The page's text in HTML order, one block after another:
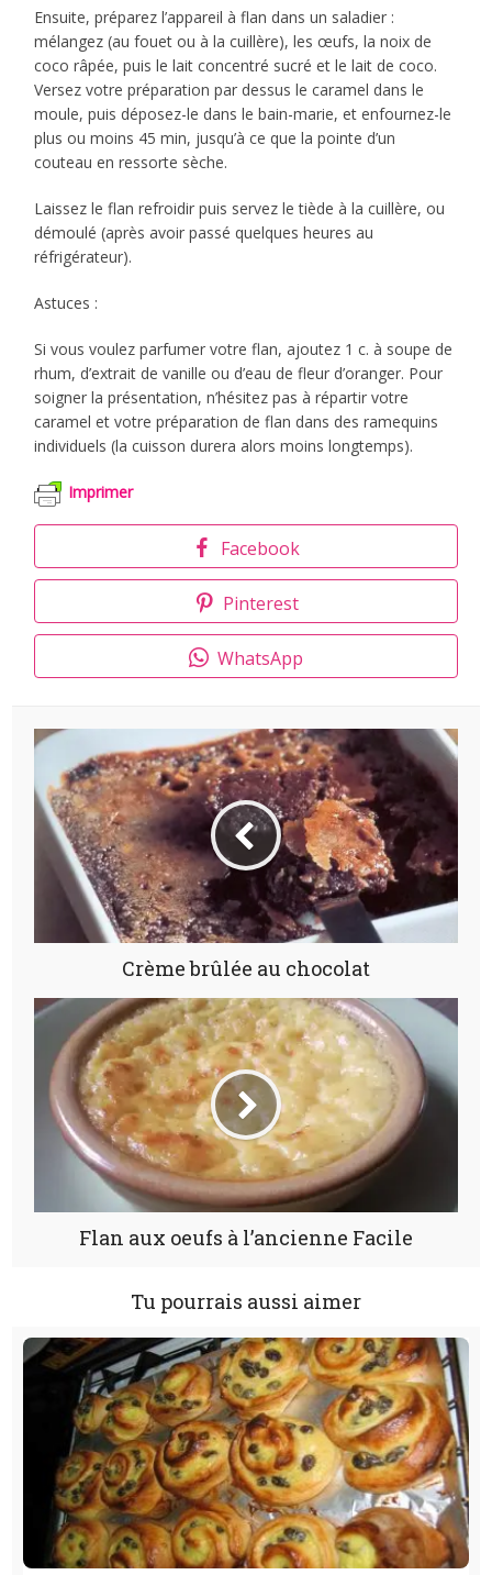
Ensuite, préparez l’appareil à flan dans un saladier :
mélangez (au fouet ou à la cuillère), les œufs, la noix de
coco râpée, puis le lait concentré sucré et le lait de coco.
Versez votre préparation par dessus le caramel dans le
moule, puis déposez-le dans le bain-marie, et enfournez-le
plus ou moins 45 min, jusqu’à ce que la pointe d’un
couteau en ressorte sèche.
Laissez le flan refroidir puis servez le tiède à la cuillère, ou
démoulé (après avoir passé quelques heures au
réfrigérateur).
Astuces :
Si vous voulez parfumer votre flan, ajoutez 1 c. à soupe de
rhum, d’extrait de vanille ou d’eau de fleur d’oranger. Pour
soigner la présentation, n’hésitez pas à répartir votre
caramel et votre préparation de flan dans des ramequins
individuels (la cuisson durera alors moins longtemps).
Imprimer
Facebook
Pinterest
WhatsApp
Crème brûlée au chocolat
Flan aux oeufs à l’ancienne Facile
Tu pourrais aussi aimer